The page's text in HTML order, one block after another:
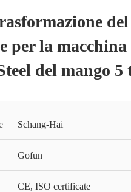
del
per la macchina
del mango 5
Schang-Hai
Gofun
CE, ISO certificate